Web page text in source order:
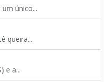
único...
queira...
e a...